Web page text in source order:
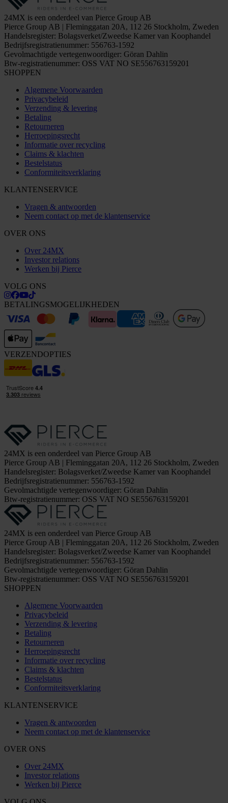
24MX is een onderdeel van Pierce Group AB
Pierce Group AB | Fleminggatan 20A, 112 26 Stockholm, Zweden
Handelsregister: Bolagsverket/Zweedse Kamer van Koophandel
Bedrijfsregistratienummer: 556763-1592
Gevolmachtigde vertegenwoordiger: Göran Dahlin
Btw-registratienummer: OSS VAT NO SE556763159201
SHOPPEN
Algemene Voorwaarden
Privacybeleid
Verzending & levering
Betaling
Retourneren
Herroepingsrecht
Informatie over recycling
Claims & klachten
Bestelstatus
Conformiteitsverklaring
KLANTENSERVICE
Vragen & antwoorden
Neem contact op met de klantenservice
OVER ONS
Over 24MX
Investor relations
Werken bij Pierce
VOLG ONS
BETALINGSMOGELIJKHEDEN
VERZENDOPTIES
24MX is een onderdeel van Pierce Group AB
Pierce Group AB | Fleminggatan 20A, 112 26 Stockholm, Zweden
Handelsregister: Bolagsverket/Zweedse Kamer van Koophandel
Bedrijfsregistratienummer: 556763-1592
Gevolmachtigde vertegenwoordiger: Göran Dahlin
Btw-registratienummer: OSS VAT NO SE556763159201
24MX is een onderdeel van Pierce Group AB
Pierce Group AB | Fleminggatan 20A, 112 26 Stockholm, Zweden
Handelsregister: Bolagsverket/Zweedse Kamer van Koophandel
Bedrijfsregistratienummer: 556763-1592
Gevolmachtigde vertegenwoordiger: Göran Dahlin
Btw-registratienummer: OSS VAT NO SE556763159201
SHOPPEN
Algemene Voorwaarden
Privacybeleid
Verzending & levering
Betaling
Retourneren
Herroepingsrecht
Informatie over recycling
Claims & klachten
Bestelstatus
Conformiteitsverklaring
KLANTENSERVICE
Vragen & antwoorden
Neem contact op met de klantenservice
OVER ONS
Over 24MX
Investor relations
Werken bij Pierce